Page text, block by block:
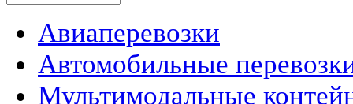
Авиаперевозки
Автомобильные
Мультимодальные